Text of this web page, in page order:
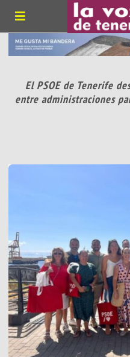
El PSOE de Tenerife
entre administraciones